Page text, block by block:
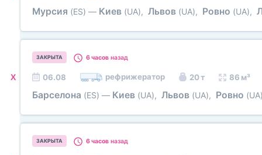
Мурсия (ES) — Киев (UA), Львов (UA), Ровно (UA),
X
ЗАКРЫТА 6 часов назад
06.08 рефрижератор 20 т 86 м³
Барселона (ES) — Киев (UA), Львов (UA), Ровно
ЗАКРЫТА 6 часов назад